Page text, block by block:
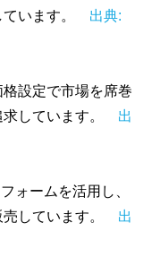
ています。 出典:
設定で市場を席巻
求しています。 出
ォームを活用し、
売しています。 出